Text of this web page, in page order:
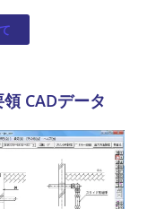
CADデータ